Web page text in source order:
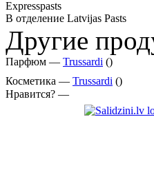
Expresspasts
В отделение Latvijas Pasts
Другие
Парфюм — Trussardi ()
Косметика — Trussardi ()
Нравится? —